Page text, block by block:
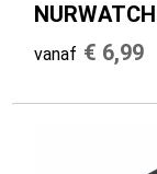
vanaf € 6,99